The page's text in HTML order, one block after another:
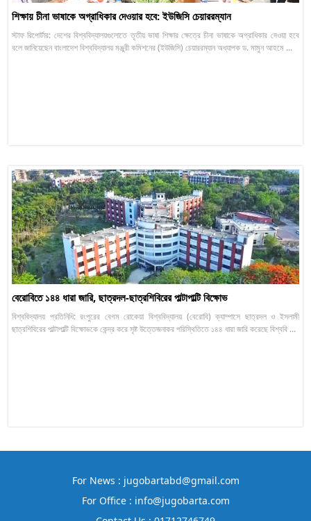
শিক্ষায় চীনা ভাষাকে অগ্রাধিকার দেওয়ার হবে: ইউজিসি চেয়াররম্যান
স্টাফ রিপোর্টার: দেশের বিশ্ববিদ্যালয়গুলোতে তৃতীয় ভাষা শিক্ষার ক্ষেত্রে চীনা ভাষাকে অগ্রাধিকার দেওয়া হবে
বলে জানিয়েছেন বাংলাদেশ বিশ্ববিদ্যালয় মঞ্জুরী কমিশনের (ইউজিসি) চেয়াররম্যান অধ্যাপক ড. মামুন আহমে ...
বেরোবিতে ১৪৪ ধারা জারি, ছাত্রদল-ছাত্রশিবিরের পাল্টাপাল্টি বিক্ষোভ
বিশ্ববিদ্যালয় প্রতিনিধি: রংপুরের বেগম রোকেয়া বিশ্ববিদ্যালয় (বেরোবি) ক্যাম্পাসে ছাত্রদল ও ইসলামী
ছাত্রশিবিরের পাল্টাপাল্টি বিক্ষোভকে কেন্দ্র করে সৃষ্ট উত্তেজনাকর পরিস্থিতিতে ১৪৪ ধারা জারি করেছে বিশ্ববি ...
For News : jugobartabd@gmail.com
For Office : info@jugobarta.com